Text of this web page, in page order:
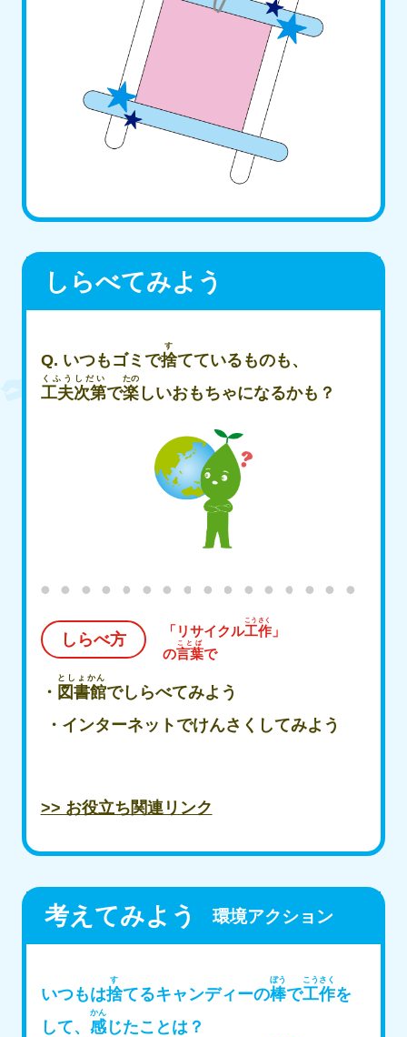
しらべてみよう
Q. いつもゴミで捨
す
てているものも、
工夫次第
くふうしだい
で楽
たの
しいおもちゃになるかも？​
しらべ方 「リサイクル工作
こうさく
」
の言葉
ことば
で
・ 図書館
としょかん
でしらべてみよう
​ ・インターネットでけんさくしてみよう
>> お役立ち関連リンク
考えてみよう 環境アクション
いつもは捨
す
てるキャンディーの棒
ぼう
で工作
こうさく
を
して、 感
かん
じたことは？